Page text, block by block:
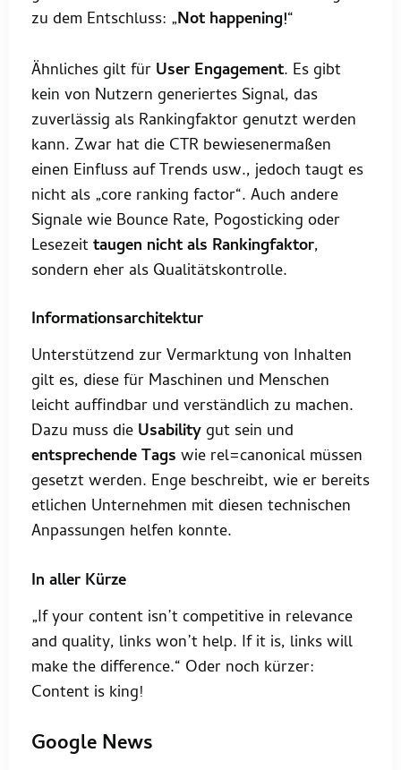
zu dem Entschluss: „Not happening!“
Ähnliches gilt für User Engagement. Es gibt
kein von Nutzern generiertes Signal, das
zuverlässig als Rankingfaktor genutzt werden
kann. Zwar hat die CTR bewiesenermaßen
einen Einfluss auf Trends usw., jedoch taugt es
nicht als „core ranking factor“. Auch andere
Signale wie Bounce Rate, Pogosticking oder
Lesezeittaugen nicht als Rankingfaktor,
sondern eher als Qualitätskontrolle.
Informationsarchitektur
Unterstützend zur Vermarktung von Inhalten
gilt es, diese für Maschinen und Menschen
leicht auffindbar und verständlich zu machen.
Dazu muss die Usabilitygut sein und
entsprechende Tags wie rel=canonical müssen
gesetzt werden. Enge beschreibt, wie er bereits
etlichen Unternehmen mit diesen technischen
Anpassungen helfen konnte.
In aller Kürze
„If your content isn’t competitive in relevance
and quality, links won’t help. If it is, links will
make the difference.“ Oder noch kürzer:
Content is king!
Google News